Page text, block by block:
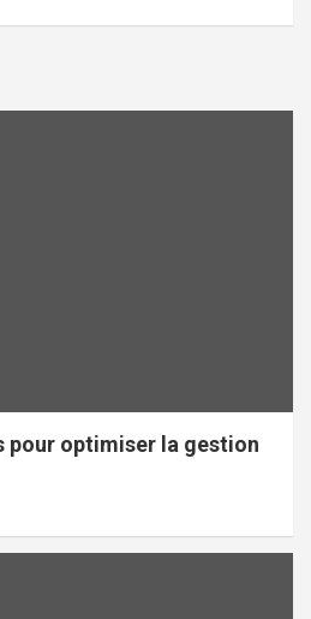
pour optimiser la gestion